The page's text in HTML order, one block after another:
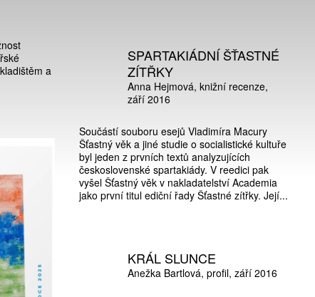
a
SPARTAKIÁDNÍ ŠŤASTNÉ
ZÍTŘKY
Anna Hejmová knižní recenze
září 2016
Součástí souboru esejů Vladimíra Macury
Šťastný věk a jiné studie o socialistické kultuře
byl jeden z prvních textů analyzujících
československé spartakiády. V reedici pak
vyšel Šťastný věk v nakladatelství Academia
jako první titul ediční řady Šťastné zítřky. Její...
KRÁL SLUNCE
Anežka Bartlová profil září 2016